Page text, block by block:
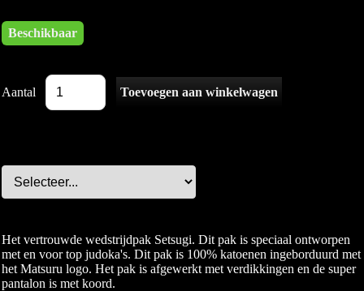
Beschikbaar
Aantal
Het vertrouwde wedstrijdpak Setsugi. Dit pak is speciaal ontworpen
met en voor top judoka's. Dit pak is 100% katoenen ingeborduurd met
het Matsuru logo. Het pak is afgewerkt met verdikkingen en de super
pantalon is met koord.